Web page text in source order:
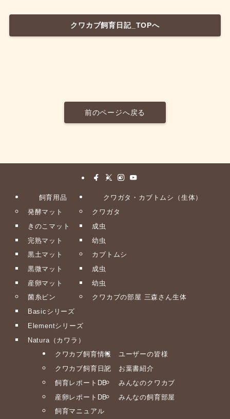
クワカブ飼育日記_TOPへ
前のページへ戻る
飼育用品
発酵マット
きのこマット
完熟マット
黒土マット
黒微マット
産卵マット
菌糸ビン
Basicシリーズ
Elementシリーズ
Natura（カワラ）
クワガタ・カブトムシ（生体）
クワガタ
成虫
幼虫
カブトムシ
成虫
幼虫
クワカブの部屋 三森さん生体
クワカブ飼育情報
クワカブ飼育日記
飼育レポートDB
産卵レポートDB
飼育マニュアル
ユーザーの皆様
お葉書紹介
みんなのクワカブ
みんなの飼育部屋